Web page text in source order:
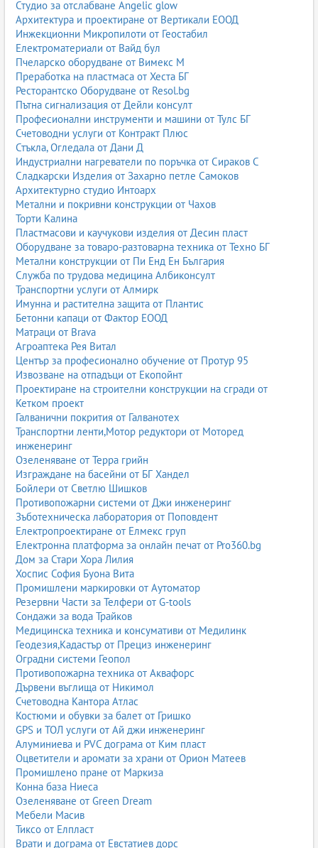
Студио за отслабване Angelic glow
Архитектура и проектиране от Вертикали ЕООД
Инжекционни Микропилоти от Геостабил
Електроматериали от Вайд бул
Пчеларско оборудване от Вимекс М
Преработка на пластмаса от Хеста БГ
Ресторантско Оборудване от Resol.bg
Пътна сигнализация от Дейли консулт
Професионални инструменти и машини от Тулс БГ
Счетоводни услуги от Контракт Плюс
Стъкла, Огледала от Дани Д
Индустриални нагреватели по поръчка от Сираков С
Сладкарски Изделия от Захарно петле Самоков
Архитектурно студио Интоарх
Метални и покривни конструкции от Чахов
Торти Калина
Пластмасови и каучукови изделия от Десин пласт
Оборудване за товаро-разтоварна техника от Техно БГ
Метални конструкции от Пи Енд Ен България
Служба по трудова медицина Албиконсулт
Транспортни услуги от Алмирк
Имунна и растителна защита от Плантис
Бетонни капаци от Фактор ЕООД
Матраци от Brava
Агроаптека Рея Витал
Център за професионално обучение от Протур 95
Извозване на отпадъци от Екопойнт
Проектиране на строителни конструкции на сгради от
Кетком проект
Галванични покрития от Галванотех
Транспортни ленти,Мотор редуктори от Моторед
инженеринг
Озеленяване от Терра грийн
Изграждане на басейни от БГ Хандел
Бойлери от Светлю Шишков
Противопожарни системи от Джи инженеринг
Зъботехническа лаборатория от Поповдент
Електропроектиране от Елмекс груп
Електронна платформа за онлайн печат от Pro360.bg
Дом за Стари Хора Лилия
Хоспис София Буона Вита
Промишлени маркировки от Аутоматор
Резервни Части за Телфери от G-tools
Сондажи за вода Трайков
Медицинска техника и консумативи от Медилинк
Геодезия,Кадастър от Прециз инженеринг
Оградни системи Геопол
Противопожарна техника от Аквафорс
Дървени въглища от Никимол
Счетоводна Кантора Атлас
Костюми и обувки за балет от Гришко
GPS и ТОЛ услуги от Ай джи инженеринг
Алуминиева и PVC дограма от Ким пласт
Оцветители и аромати за храни от Орион Матеев
Промишлено пране от Маркиза
Конна база Ниеса
Озеленяване от Green Dream
Мебели Масив
Тиксо от Елпласт
Врати и дограма от Евстатиев дорс